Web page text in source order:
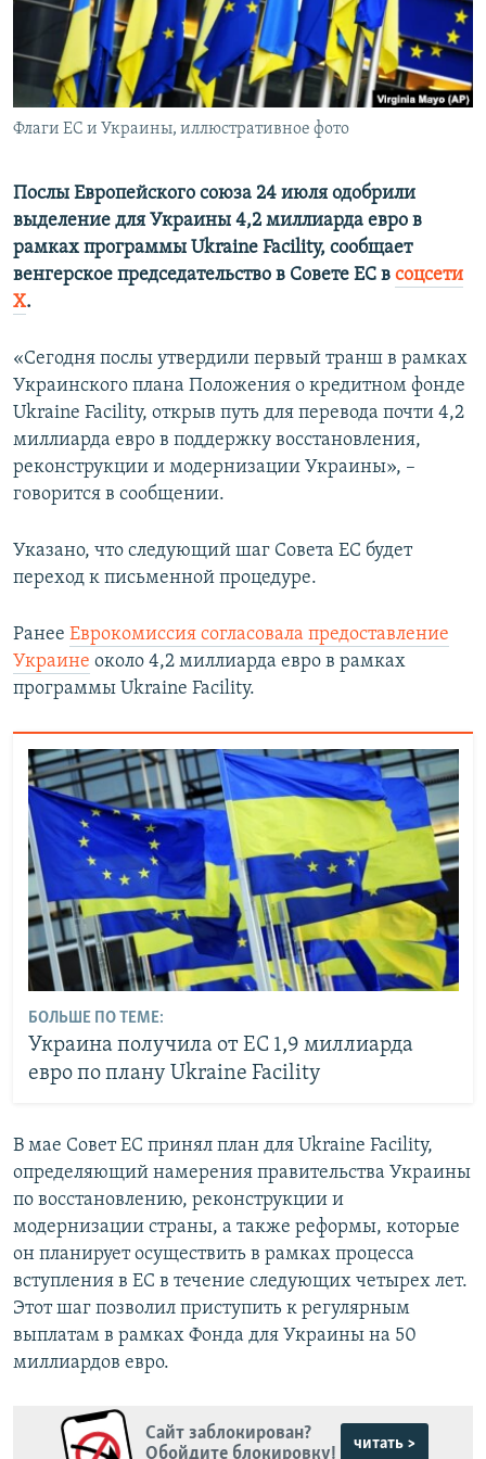
ПОБЕДИТЕЛЕЙ НЕ СУДЯТ?
КРЫМ.НЕПОКОРЕННЫЙ
ELIFBE
УКРАИНСКАЯ ПРОБЛЕМА КРЫМА
ПРИСОЕДИНЯЙТЕСЬ!
Флаги ЕС и Украины, иллюстративное фото
Послы Европейского союза 24 июля одобрили
выделение для Украины 4,2 миллиарда евро в
рамках программы Ukraine Facility, сообщает
венгерское председательство в Совете ЕС в соцсети
Х.
«Сегодня послы утвердили первый транш в рамках
Украинского плана Положения о кредитном фонде
Ukraine Facility, открыв путь для перевода почти 4,2
миллиарда евро в поддержку восстановления,
реконструкции и модернизации Украины», –
говорится в сообщении.
Указано, что следующий шаг Совета ЕС будет
переход к письменной процедуре.
Ранее Еврокомиссия согласовала предоставление
Украине около 4,2 миллиарда евро в рамках
программы Ukraine Facility.
БОЛЬШЕ ПО ТЕМЕ:
Украина получила от ЕС 1,9 миллиарда
евро по плану Ukraine Facility
В мае Совет ЕС принял план для Ukraine Facility,
определяющий намерения правительства Украины
по восстановлению, реконструкции и
модернизации страны, а также реформы, которые
он планирует осуществить в рамках процесса
вступления в ЕС в течение следующих четырех лет.
Этот шаг позволил приступить к регулярным
выплатам в рамках Фонда для Украины на 50
миллиардов евро.
Сайт заблокирован?
Обойдите блокировку!
читать >